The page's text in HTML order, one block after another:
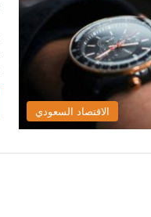
الاقتصاد السعودي